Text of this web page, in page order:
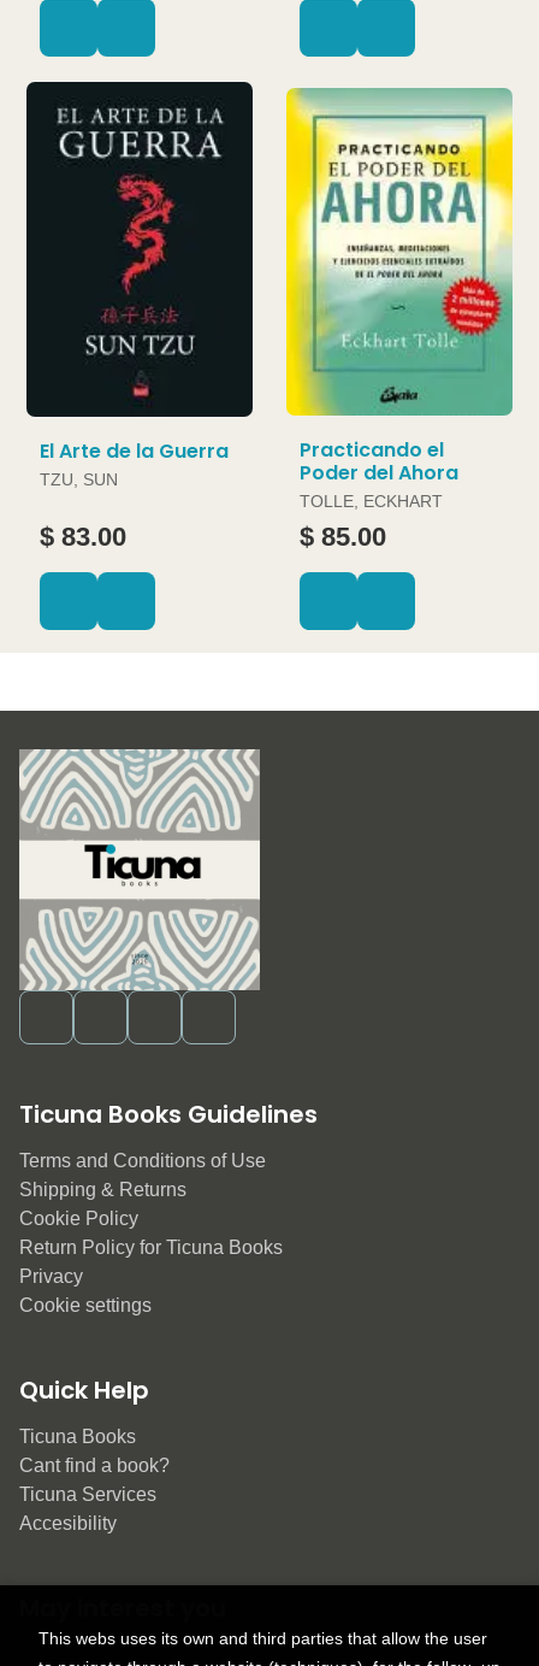
El Arte de la Guerra
TZU, SUN
$ 83.00
Practicando el
Poder del Ahora
TOLLE, ECKHART
$ 85.00
Ticuna Books Guidelines
Terms and Conditions of Use
Shipping & Returns
Cookie Policy
Return Policy for Ticuna Books
Privacy
Cookie settings
Quick Help
Ticuna Books
Cant find a book?
Ticuna Services
Accesibility
This webs uses its own and third parties that allow the user